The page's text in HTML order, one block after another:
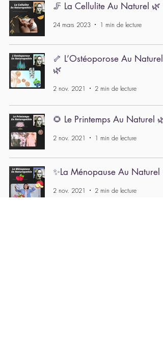
🦵 La Cellulite Au Naturel 🌿
24 mars 2023 1 min de lecture
🦴 L’Ostéoporose Au Naturel
🌿
2 nov. 2021 2 min de lecture
🌻 Le Printemps Au Naturel 🌿
2 nov. 2021 1 min de lecture
✨La Ménopause Au Naturel
2 nov. 2021 2 min de lecture